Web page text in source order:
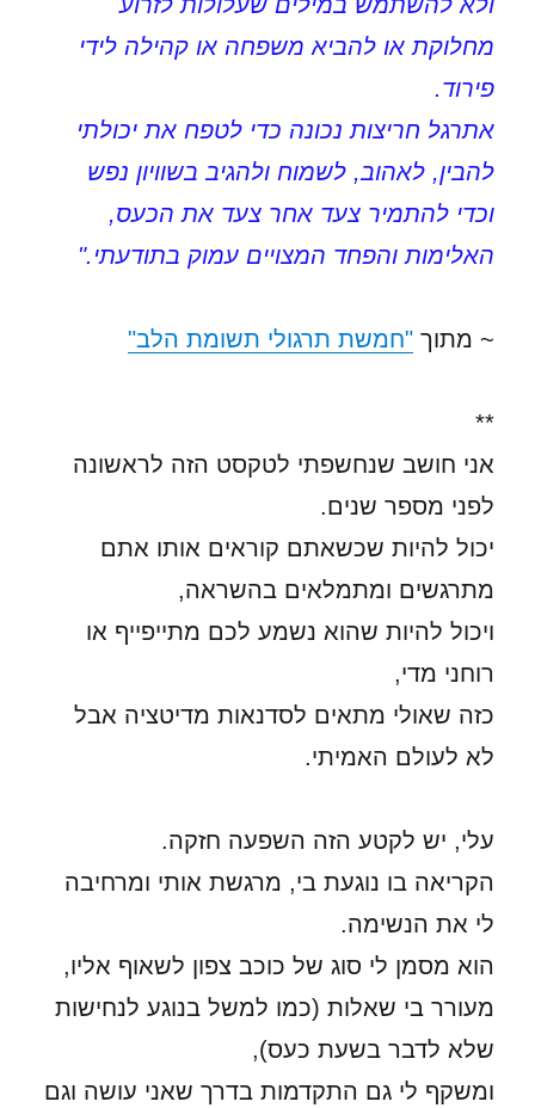
מחלוקת או להביא משפחה או קהילה לידי
פירוד.
אתרגל חריצות נכונה כדי לטפח את יכולתי
להבין, לאהוב, לשמוח ולהגיב בשוויון נפש
וכדי להתמיר צעד אחר צעד את הכעס,
האלימות והפחד המצויים עמוק בתודעתי."
~ מתוך"חמשת תרגולי תשומת הלב"
**
אני חושב שנחשפתי לטקסט הזה לראשונה
לפני מספר שנים.
יכול להיות שכשאתם קוראים אותו אתם
מתרגשים ומתמלאים בהשראה,
ויכול להיות שהוא נשמע לכם מתייפייף או
רוחני מדי,
כזה שאולי מתאים לסדנאות מדיטציה אבל
לא לעולם האמיתי.
עלי, יש לקטע הזה השפעה חזקה.
הקריאה בו נוגעת בי, מרגשת אותי ומרחיבה
לי את הנשימה.
הוא מסמן לי סוג של כוכב צפון לשאוף אליו,
מעורר בי שאלות (כמו למשל בנוגע לנחישות
שלא לדבר בשעת כעס),
ומשקף לי גם התקדמות בדרך שאני עושה וגם